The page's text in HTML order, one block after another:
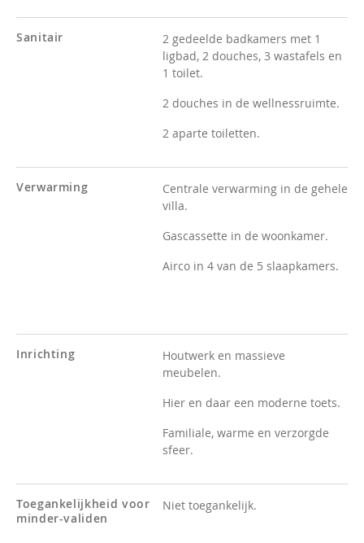
Sanitair
2 gedeelde badkamers met 1
ligbad, 2 douches, 3 wastafels en
1 toilet.
2 douches in de wellnessruimte.
2 aparte toiletten.
Verwarming
Centrale verwarming in de gehele
villa.
Gascassette in de woonkamer.
Airco in 4 van de 5 slaapkamers.
Inrichting
Houtwerk en massieve
meubelen.
Hier en daar een moderne toets.
Familiale, warme en verzorgde
sfeer.
Toegankelijkheid voor
minder-validen
Niet toegankelijk.